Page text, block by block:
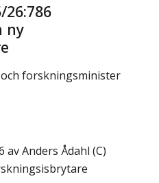
26:786
ny
forskningsminister
av Anders Ådahl (C)